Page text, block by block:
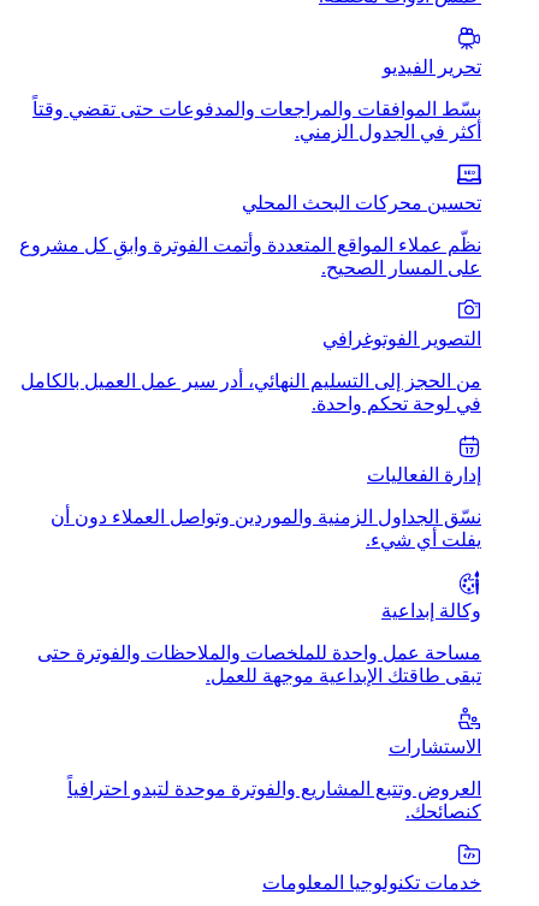
تحرير الفيديو
بسّط الموافقات والمراجعات والمدفوعات حتى تقضي وقتاً
أكثر في الجدول الزمني.
تحسين محركات البحث المحلي
نظّم عملاء المواقع المتعددة وأتمت الفوترة وابقِ كل مشروع
على المسار الصحيح.
التصوير الفوتوغرافي
من الحجز إلى التسليم النهائي، أدر سير عمل العميل بالكامل
في لوحة تحكم واحدة.
إدارة الفعاليات
نسّق الجداول الزمنية والموردين وتواصل العملاء دون أن
يفلت أي شيء.
وكالة إبداعية
مساحة عمل واحدة للملخصات والملاحظات والفوترة حتى
تبقى طاقتك الإبداعية موجهة للعمل.
الاستشارات
العروض وتتبع المشاريع والفوترة موحدة لتبدو احترافياً
كنصائحك.
خدمات تكنولوجيا المعلومات